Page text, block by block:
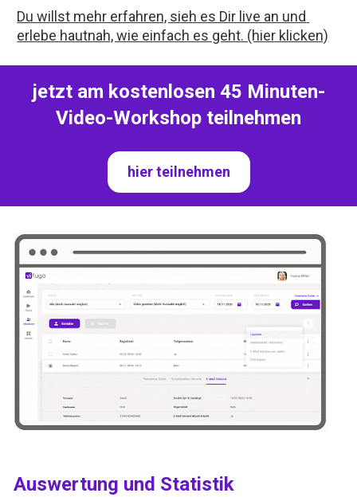
Du willst mehr erfahren, sieh es Dir live an und
erlebe hautnah, wie einfach es geht. (hier klicken)
jetzt am kostenlosen 45 Minuten-
Video-Workshop teilnehmen
hier teilnehmen
Auswertung und Statistik